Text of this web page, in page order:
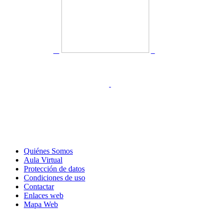
Quiénes Somos
Aula Virtual
Protección de datos
Condiciones de uso
Contactar
Enlaces web
Mapa Web